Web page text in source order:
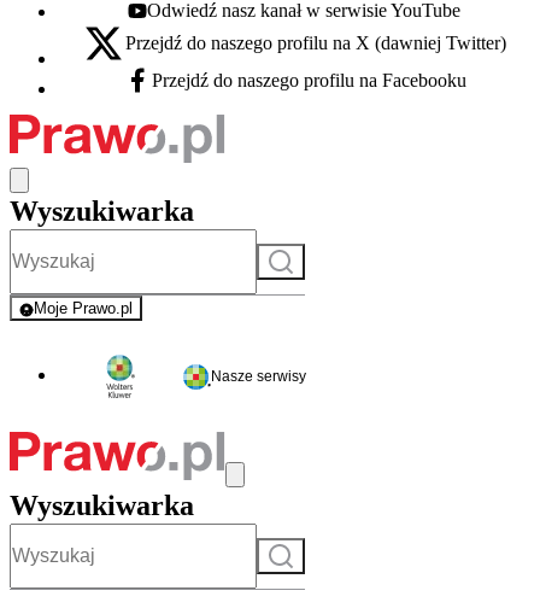
Youtube - otwiera się w nowej karcie
Odwiedź nasz kanał w serwisie YouTube
X - otwiera się w nowej karcie
Przejdź do naszego profilu na X (dawniej Twitter)
Facebook - otwiera się w nowej karcie
Przejdź do naszego profilu na Facebooku
Wyszukiwarka
Szukaj
Moje Prawo.pl
- rejestracja i logowanie do serwisu
Nasze serwisy
Wyszukiwarka
Szukaj